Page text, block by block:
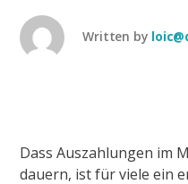
Written by
Dass Auszahlungen im
dauern, ist für viele ein